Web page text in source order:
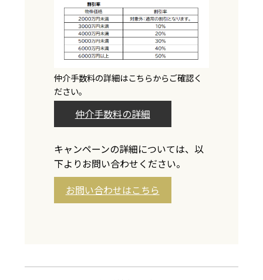
仲介手数料の詳細はこちらからご確認く
ださい。
仲介手数料の詳細
キャンペーンの詳細については、以
下よりお問い合わせください。
お問い合わせはこちら